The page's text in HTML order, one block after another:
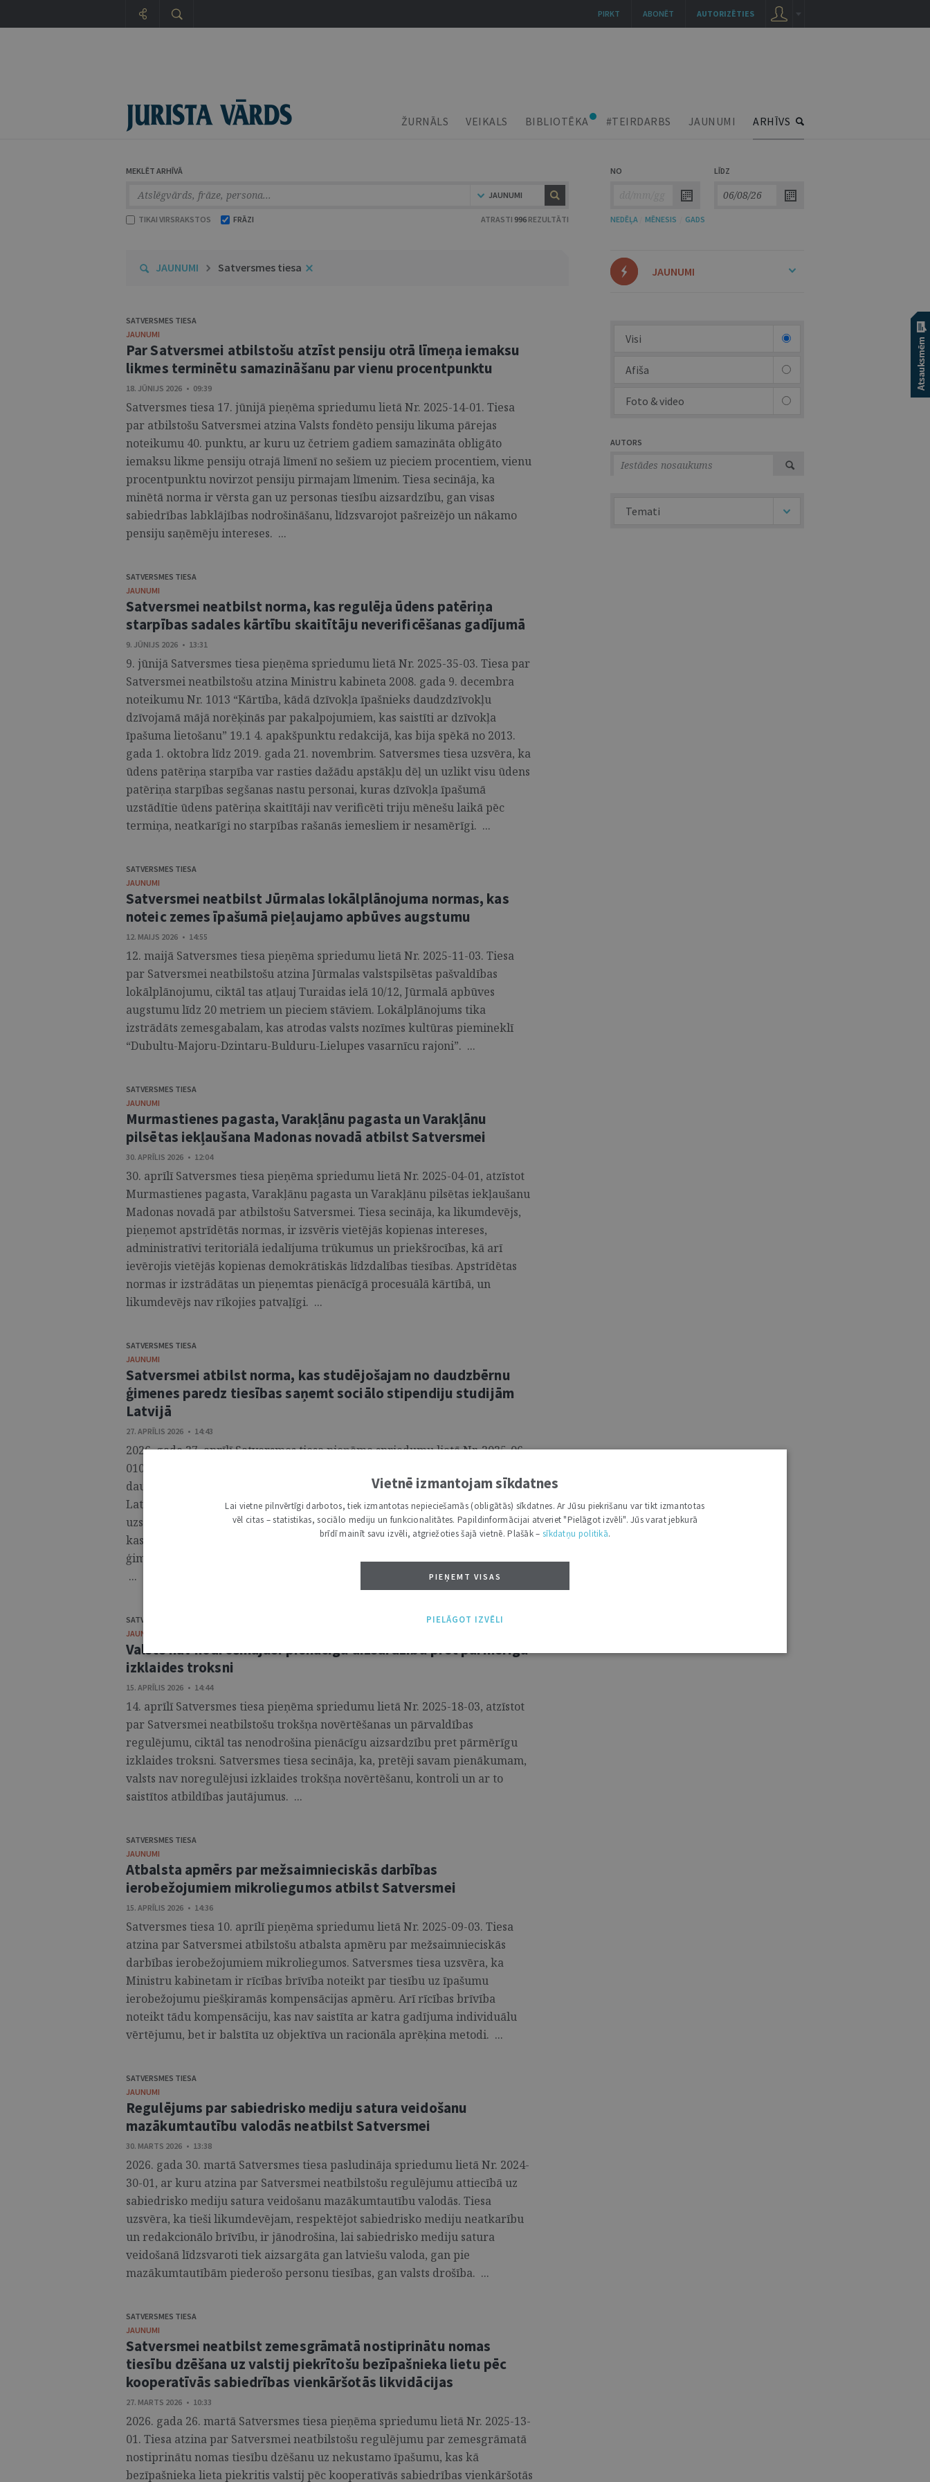
ŽURNĀLS VEIKALS BIBLIOTĒKA #TEIRDARBS JAUNUMI ARHĪVS
MEKLĒT ARHĪVĀ
JAUNUMI
TIKAI VIRSRAKSTOS FRĀZI ATRASTI 996 REZULTĀTI
NO LĪDZ
NEDĒĻA MĒNESIS GADS
JAUNUMI Satversmes tiesa
SATVERSMES TIESA
JAUNUMI
Par Satversmei atbilstošu atzīst pensiju otrā līmeņa iemaksu
likmes terminētu samazināšanu par vienu procentpunktu
18. JŪNIJS 2026 • 09:39
Satversmes tiesa 17. jūnijā pieņēma spriedumu lietā Nr. 2025-14-01. Tiesa
par atbilstošu Satversmei atzina Valsts fondēto pensiju likuma pārejas
noteikumu 40. punktu, ar kuru uz četriem gadiem samazināta obligāto
iemaksu likme pensiju otrajā līmenī no sešiem uz pieciem procentiem, vienu
procentpunktu novirzot pensiju pirmajam līmenim. Tiesa secināja, ka
minētā norma ir vērsta gan uz personas tiesību aizsardzību, gan visas
sabiedrības labklājības nodrošināšanu, līdzsvarojot pašreizējo un nākamo
pensiju saņēmēju intereses. ...
SATVERSMES TIESA
JAUNUMI
Satversmei neatbilst norma, kas regulēja ūdens patēriņa
starpības sadales kārtību skaitītāju neverificēšanas gadījumā
9. JŪNIJS 2026 • 13:31
9. jūnijā Satversmes tiesa pieņēma spriedumu lietā Nr. 2025-35-03. Tiesa par
Satversmei neatbilstošu atzina Ministru kabineta 2008. gada 9. decembra
noteikumu Nr. 1013 “Kārtība, kādā dzīvokļa īpašnieks daudzdzīvokļu
dzīvojamā mājā norēķinās par pakalpojumiem, kas saistīti ar dzīvokļa
īpašuma lietošanu” 19.1 4. apakšpunktu redakcijā, kas bija spēkā no 2013.
gada 1. oktobra līdz 2019. gada 21. novembrim. Satversmes tiesa uzsvēra, ka
ūdens patēriņa starpība var rasties dažādu apstākļu dēļ un uzlikt visu ūdens
patēriņa starpības segšanas nastu personai, kuras dzīvokļa īpašumā
uzstādītie ūdens patēriņa skaitītāji nav verificēti triju mēnešu laikā pēc
termiņa, neatkarīgi no starpības rašanās iemesliem ir nesamērīgi. ...
SATVERSMES TIESA
JAUNUMI
Satversmei neatbilst Jūrmalas lokālplānojuma normas, kas
noteic zemes īpašumā pieļaujamo apbūves augstumu
12. MAIJS 2026 • 14:55
12. maijā Satversmes tiesa pieņēma spriedumu lietā Nr. 2025-11-03. Tiesa
par Satversmei neatbilstošu atzina Jūrmalas valstspilsētas pašvaldības
lokālplānojumu, ciktāl tas atļauj Turaidas ielā 10/12, Jūrmalā apbūves
augstumu līdz 20 metriem un pieciem stāviem. Lokālplānojums tika
izstrādāts zemesgabalam, kas atrodas valsts nozīmes kultūras piemineklī
“Dubultu-Majoru-Dzintaru-Bulduru-Lielupes vasarnīcu rajoni”. ...
SATVERSMES TIESA
JAUNUMI
Murmastienes pagasta, Varakļānu pagasta un Varakļānu
pilsētas iekļaušana Madonas novadā atbilst Satversmei
30. APRĪLIS 2026 • 12:04
30. aprīlī Satversmes tiesa pieņēma spriedumu lietā Nr. 2025-04-01, atzīstot
Murmastienes pagasta, Varakļānu pagasta un Varakļānu pilsētas iekļaušanu
Madonas novadā par atbilstošu Satversmei. Tiesa secināja, ka likumdevējs,
pieņemot apstrīdētās normas, ir izsvēris vietējās kopienas intereses,
administratīvi teritoriālā iedalījuma trūkumus un priekšrocības, kā arī
ievērojis vietējās kopienas demokrātiskās līdzdalības tiesības. Apstrīdētas
normas ir izstrādātas un pieņemtas pienācīgā procesuālā kārtībā, un
likumdevējs nav rīkojies patvaļīgi. ...
SATVERSMES TIESA
JAUNUMI
Satversmei atbilst norma, kas studējošajam no daudzbērnu
ģimenes paredz tiesības saņemt sociālo stipendiju studijām
Latvijā
27. APRĪLIS 2026 • 14:43
2026. gada 27. aprīlī Satversmes tiesa pieņēma spriedumu lietā Nr. 2025-06-
0106, atzīstot par Satversmei atbilstošu normu, kas studējošajam no
daudzbērnu ģimenes paredz tiesības saņemt sociālo stipendiju studijām
Latvijas augstākās izglītības iestādēs. Tiesa uzsvēra, ka sociālā stipendija ir
uzskatāma par likumdevēja rīcības brīvības ietvaros piešķirtu privilēģiju,
kas vērsta uz papildus atbalsta sniegšanu studējošajiem no daudzbērnu
ģimenēm, lai veicinātu to piekļuvi augstākās izglītības ieguvei tieši Latvijā.
...
SATVERSMES TIESA
JAUNUMI
Valsts nav nodrošinājusi pienācīgu aizsardzību pret pārmērīgu
izklaides troksni
15. APRĪLIS 2026 • 14:44
14. aprīlī Satversmes tiesa pieņēma spriedumu lietā Nr. 2025-18-03, atzīstot
par Satversmei neatbilstošu trokšņa novērtēšanas un pārvaldības
regulējumu, ciktāl tas nenodrošina pienācīgu aizsardzību pret pārmērīgu
izklaides troksni. Satversmes tiesa secināja, ka, pretēji savam pienākumam,
valsts nav noregulējusi izklaides trokšņa novērtēšanu, kontroli un ar to
saistītos atbildības jautājumus. ...
SATVERSMES TIESA
JAUNUMI
Atbalsta apmērs par mežsaimnieciskās darbības
ierobežojumiem mikroliegumos atbilst Satversmei
15. APRĪLIS 2026 • 14:36
Satversmes tiesa 10. aprīlī pieņēma spriedumu lietā Nr. 2025-09-03. Tiesa
atzina par Satversmei atbilstošu atbalsta apmēru par mežsaimnieciskās
darbības ierobežojumiem mikroliegumos. Satversmes tiesa uzsvēra, ka
Ministru kabinetam ir rīcības brīvība noteikt par tiesību uz īpašumu
ierobežojumu piešķiramās kompensācijas apmēru. Arī rīcības brīvība
noteikt tādu kompensāciju, kas nav saistīta ar katra gadījuma individuālu
vērtējumu, bet ir balstīta uz objektīva un racionāla aprēķina metodi. ...
SATVERSMES TIESA
JAUNUMI
Regulējums par sabiedrisko mediju satura veidošanu
mazākumtautību valodās neatbilst Satversmei
30. MARTS 2026 • 13:38
2026. gada 30. martā Satversmes tiesa pasludināja spriedumu lietā Nr. 2024-
30-01, ar kuru atzina par Satversmei neatbilstošu regulējumu attiecībā uz
sabiedrisko mediju satura veidošanu mazākumtautību valodās. Tiesa
uzsvēra, ka tieši likumdevējam, respektējot sabiedrisko mediju neatkarību
un redakcionālo brīvību, ir jānodrošina, lai sabiedrisko mediju satura
veidošanā līdzsvaroti tiek aizsargāta gan latviešu valoda, gan pie
mazākumtautībām piederošo personu tiesības, gan valsts drošība. ...
SATVERSMES TIESA
JAUNUMI
Satversmei neatbilst zemesgrāmatā nostiprinātu nomas
tiesību dzēšana uz valstij piekrītošu bezīpašnieka lietu pēc
kooperatīvās sabiedrības vienkāršotās likvidācijas
27. MARTS 2026 • 10:33
2026. gada 26. martā Satversmes tiesa pieņēma spriedumu lietā Nr. 2025-13-
01. Tiesa atzina par Satversmei neatbilstošu regulējumu par zemesgrāmatā
nostiprinātu nomas tiesību dzēšanu uz nekustamo īpašumu, kas kā
bezīpašnieka lieta piekritis valstij pēc kooperatīvās sabiedrības vienkāršotās
JAUNUMI
Visi
Afiša
Foto & video
AUTORS
Temati
AUTORIZĒTIES
ABONĒT
PIRKT
Vietnē izmantojam sīkdatnes
Lai vietne pilnvērtīgi darbotos, tiek izmantotas nepieciešamās (obligātās) sīkdatnes. Ar Jūsu piekrišanu var tikt izmantotas
vēl citas – statistikas, sociālo mediju un funkcionalitātes. Papildinformācijai atveriet "Pielāgot izvēli". Jūs varat jebkurā
brīdī mainīt savu izvēli, atgriežoties šajā vietnē. Plašāk – sīkdatņu politikā.
PIEŅEMT VISAS
PIELĀGOT IZVĒLI